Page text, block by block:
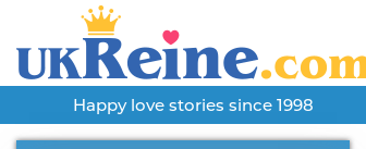
Happy love stories since 1998